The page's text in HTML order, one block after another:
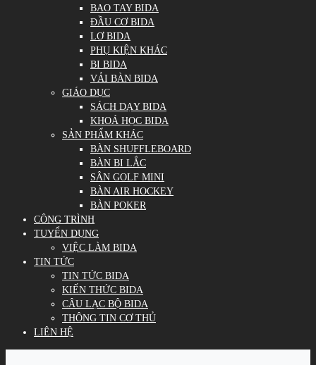
BAO TAY BIDA
ĐẦU CƠ BIDA
LƠ BIDA
PHỤ KIỆN KHÁC
BI BIDA
VẢI BÀN BIDA
GIÁO DỤC
SÁCH DẠY BIDA
KHOÁ HỌC BIDA
SẢN PHẨM KHÁC
BÀN SHUFFLEBOARD
BÀN BI LẮC
SÂN GOLF MINI
BÀN AIR HOCKEY
BÀN POKER
CÔNG TRÌNH
TUYỂN DỤNG
VIỆC LÀM BIDA
TIN TỨC
TIN TỨC BIDA
KIẾN THỨC BIDA
CÂU LẠC BỘ BIDA
THÔNG TIN CƠ THỦ
LIÊN HỆ